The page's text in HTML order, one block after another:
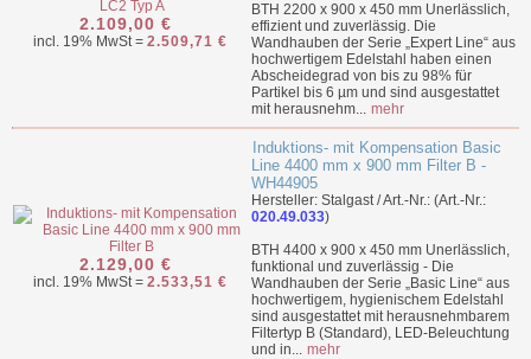
2.109,00 €
incl. 19% MwSt = 2.509,71 €
BTH 2200 x 900 x 450 mm Unerlässlich,
effizient und zuverlässig. Die
Wandhauben der Serie „Expert Line“ aus
hochwertigem Edelstahl haben einen
Abscheidegrad von bis zu 98% für
Partikel bis 6 µm und sind ausgestattet
mit herausnehm... mehr
2.129,00 €
incl. 19% MwSt = 2.533,51 €
Induktions- mit Kompensation Basic
Line 4400 mm x 900 mm Filter B -
WH44905
Hersteller: Stalgast / Art.-Nr.: (Art.-Nr.:
020.49.033)
BTH 4400 x 900 x 450 mm Unerlässlich,
funktional und zuverlässig - Die
Wandhauben der Serie „Basic Line“ aus
hochwertigem, hygienischem Edelstahl
sind ausgestattet mit herausnehmbarem
Filtertyp B (Standard), LED-Beleuchtung
und in... mehr